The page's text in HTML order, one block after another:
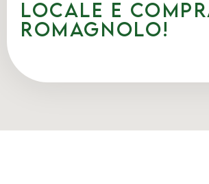
locale e
romagnolo!